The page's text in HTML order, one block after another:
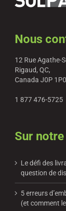
Nous
12 Rue Agathe-
Rigaud, QC,
Canada J0P 1P0
1 877 476-5725
Sur
Le défi des
question de
5 erreurs
(et comment